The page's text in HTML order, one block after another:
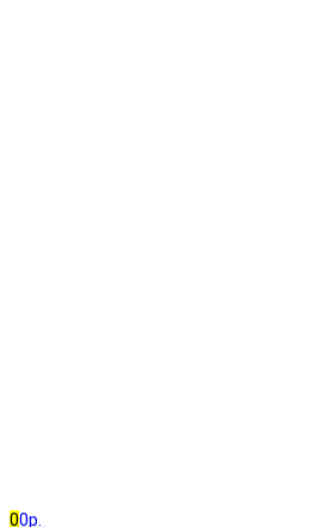
00р.